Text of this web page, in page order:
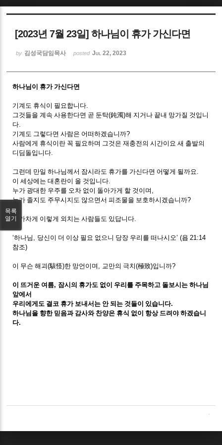
[2023년 7월 23일] 하나님이 휴가 가신다면
by 김성국담임목사 posted Jul 22, 2023
하나님이 휴가 가신다면
기계도 휴식이 필요합니다
그것들을 계속 사용한다면 곧 둔탁(鈍濁)해 지거나 끝내 망가질 것입니
다
기계도 그렇다면 사람은 어떠하겠습니까?
사람에게 휴식이란 꼭 필요하며 그것은 재충전의 시간이요 새 출발의
디딤돌입니다
그런데 만일 하나님께서 잠시라도 휴가를 가신다면 어떻게 될까요
이 세상에는 대혼란이 올 것입니다
누가 광대한 우주를 오차 없이 돌아가게 할 것이며
누가 졸지도 주무시지도 않으면서 피조물을 보호하시겠습니까?
기가차게 이렇게 외치는 사람들도 있답니다
‘하나님 당신이 더 이상 필요 없으니 당장 우리를 떠나시오’ (욥 21:14
참조)
이 무슨 해괴(駭怪)한 망언이며 교만의 극치(極致)입니까?
이 뜨거운 여름, 잠시의 휴가도 없이 우리를 주목하고 돌보시는 하나님
앞에서
우리에게도 결코 휴가 보내서는 안 되는 것들이 있습니다.
하나님을 향한 믿음과 감사와 찬양은 휴식 없이 항상 드려야 하겠습니
다.
목록
열기
Sketchbook5, 스케치북5
Sketchbook5, 스케치북5